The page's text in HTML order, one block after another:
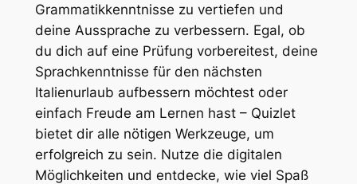
Grammatikkenntnisse zu vertiefen und
deine Aussprache zu verbessern. Egal, ob
du dich auf eine Prüfung vorbereitest, deine
Sprachkenntnisse für den nächsten
Italienurlaub aufbessern möchtest oder
einfach Freude am Lernen hast – Quizlet
bietet dir alle nötigen Werkzeuge, um
erfolgreich zu sein. Nutze die digitalen
Möglichkeiten und entdecke, wie viel Spaß